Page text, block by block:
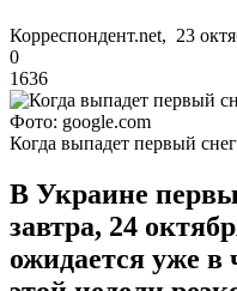
Корреспондент.net, 23
0
1636
Фото: google.com
Когда выпадет первый
В Украине
завтра, 24
ожидается уже в